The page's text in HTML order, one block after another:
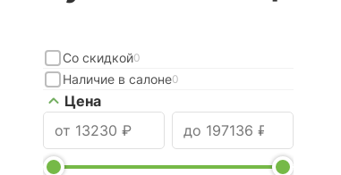
Со скидкой0
Наличие в салоне0
Цена